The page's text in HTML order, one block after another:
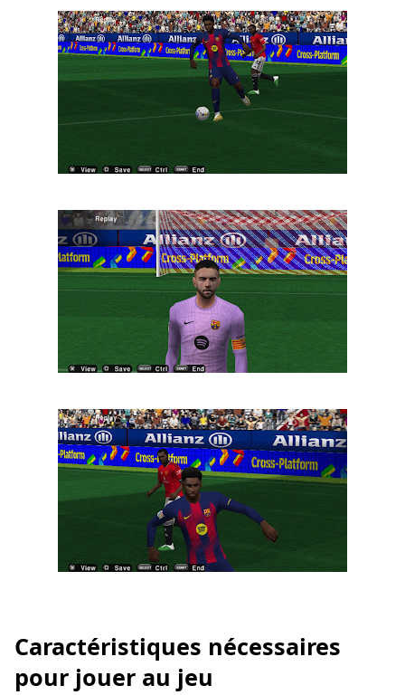
Caractéristiques nécessaires
pour jouer au jeu